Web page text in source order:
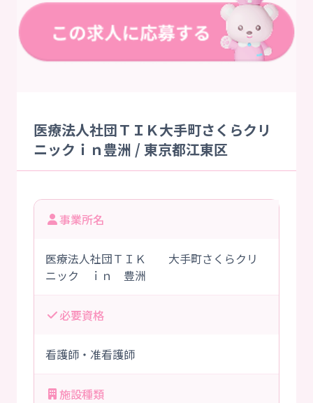
医療法人社団ＴＩＫ大手町さくらクリ
ニックｉｎ豊洲 / 東京都江東区
事業所名
医療法人社団ＴＩＫ 大手町さくらクリ
ニック ｉｎ 豊洲
必要資格
看護師・准看護師
施設種類